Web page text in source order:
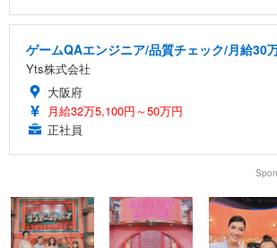
ゲームQAエンジニア/品質チェック/月給30
Yts株式会社
大阪府
月給32万5,100円～50万円
正社員